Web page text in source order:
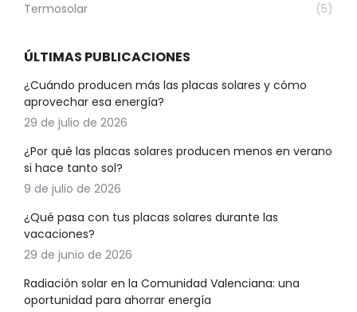
Termosolar
(5)
ÚLTIMAS PUBLICACIONES
¿Cuándo producen más las placas solares y cómo
aprovechar esa energía?
29 de julio de 2026
¿Por qué las placas solares producen menos en verano
si hace tanto sol?
9 de julio de 2026
¿Qué pasa con tus placas solares durante las
vacaciones?
29 de junio de 2026
Radiación solar en la Comunidad Valenciana: una
oportunidad para ahorrar energía